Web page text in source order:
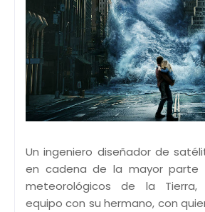
Un ingeniero diseñador de
en cadena de la mayor parte
meteorológicos de la
equipo con su hermano, con